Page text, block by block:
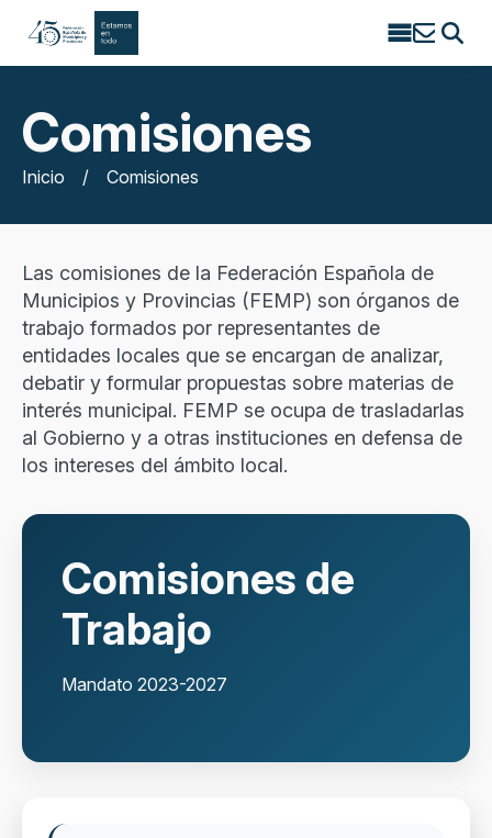
Search
Comisiones
Inicio / Comisiones
Las comisiones de la Federación Española de
Municipios y Provincias (FEMP) son órganos de
trabajo formados por representantes de
entidades locales que se encargan de analizar,
debatir y formular propuestas sobre materias de
interés municipal. FEMP se ocupa de trasladarlas
al Gobierno y a otras instituciones en defensa de
los intereses del ámbito local.
Comisiones de
Trabajo
Mandato 2023-2027